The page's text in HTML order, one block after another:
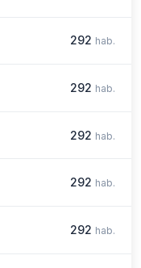
292 hab.
292 hab.
292 hab.
292 hab.
292 hab.